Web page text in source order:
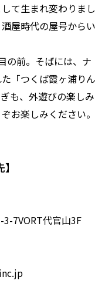
て生まれ変わりまし
屋時代の屋号からい
の前。そばには、ナ
「つくば霞ヶ浦りん
も、外遊びの楽しみ
お楽しみください。
7VORT代官山3F